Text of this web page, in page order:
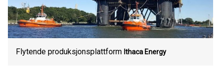
Flytende produksjonsplattform Ithaca Energy